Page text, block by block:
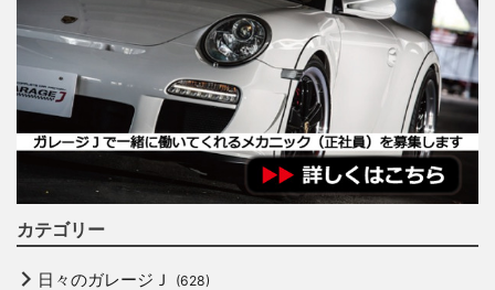
カテゴリー
日々のガレージＪ (628)